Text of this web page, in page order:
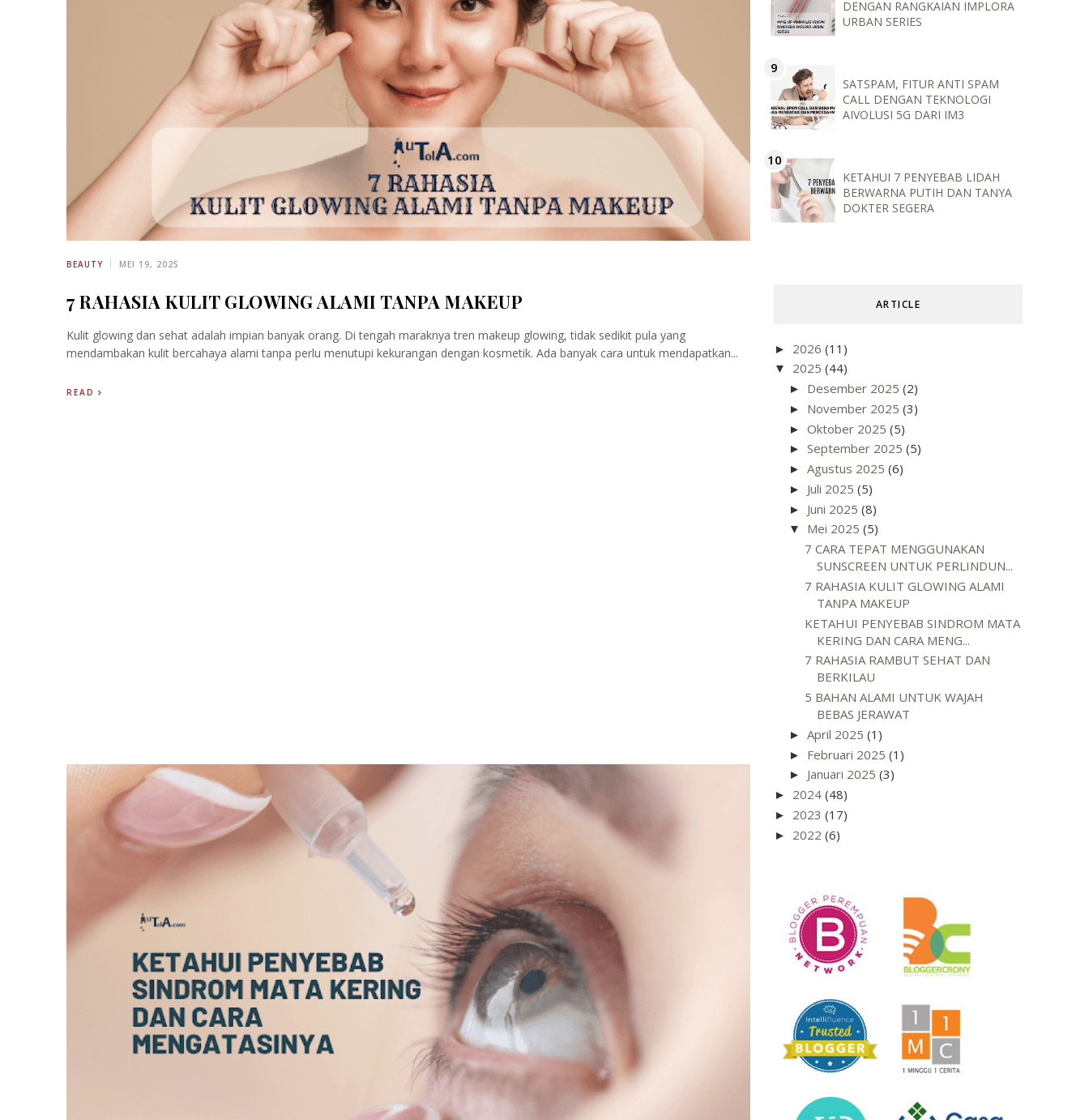
BEAUTY MEI 19, 2025
7 RAHASIA KULIT GLOWING ALAMI TANPA MAKEUP
Kulit glowing dan sehat adalah impian banyak orang. Di tengah maraknya tren makeup glowing, tidak sedikit pula yang
mendambakan kulit bercahaya alami tanpa perlu menutupi kekurangan dengan kosmetik. Ada banyak cara untuk mendapatkan...
READ
DENGAN RANGKAIAN IMPLORA
URBAN SERIES
SATSPAM, FITUR ANTI SPAM
CALL DENGAN TEKNOLOGI
AIVOLUSI 5G DARI IM3
KETAHUI 7 PENYEBAB LIDAH
BERWARNA PUTIH DAN TANYA
DOKTER SEGERA
ARTICLE
► 2026(11)
▼ 2025(44)
► Desember 2025(2)
► November 2025(3)
►Oktober 2025(5)
►September 2025(5)
►Agustus 2025(6)
► Juli 2025(5)
► Juni 2025(8)
▼ Mei 2025(5)
7 CARA TEPAT MENGGUNAKAN
SUNSCREEN UNTUK PERLINDUN...
7 RAHASIA KULIT GLOWING ALAMI
TANPA MAKEUP
KETAHUI PENYEBAB SINDROM MATA
KERING DAN CARA MENG...
7 RAHASIA RAMBUT SEHAT DAN
BERKILAU
5 BAHAN ALAMI UNTUK WAJAH
BEBAS JERAWAT
►April 2025(1)
► Februari 2025(1)
► Januari 2025(3)
► 2024(48)
► 2023(17)
► 2022(6)